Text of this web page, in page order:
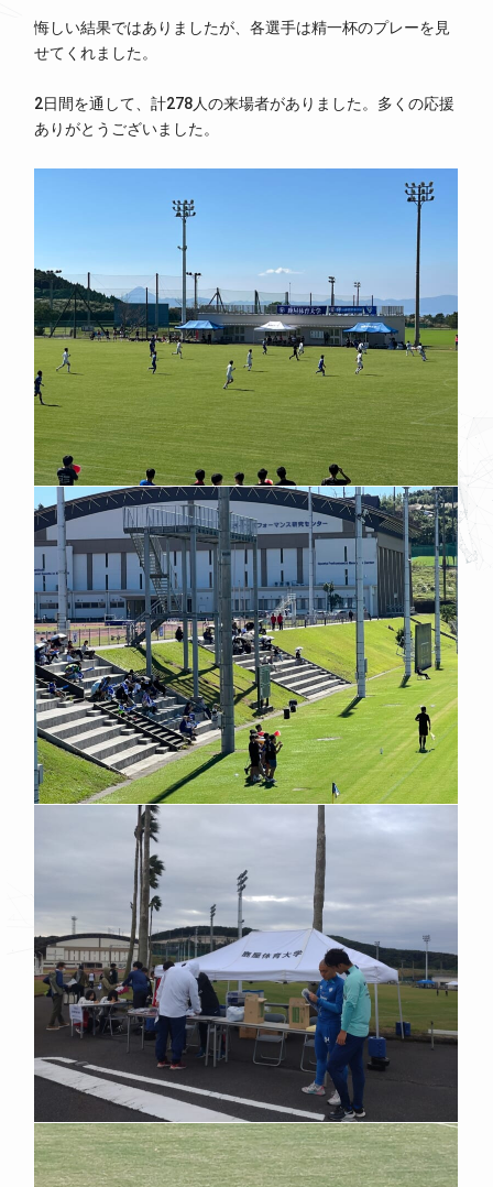
悔しい結果ではありましたが、各選手は精一杯のプレーを見
せてくれました。
2日間を通して、計278人の来場者がありました。多くの応援
ありがとうございました。